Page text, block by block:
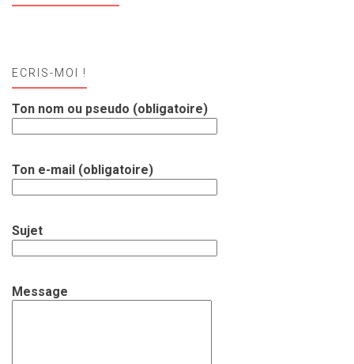
ECRIS-MOI !
Ton nom ou pseudo (obligatoire)
Ton e-mail (obligatoire)
Sujet
Message